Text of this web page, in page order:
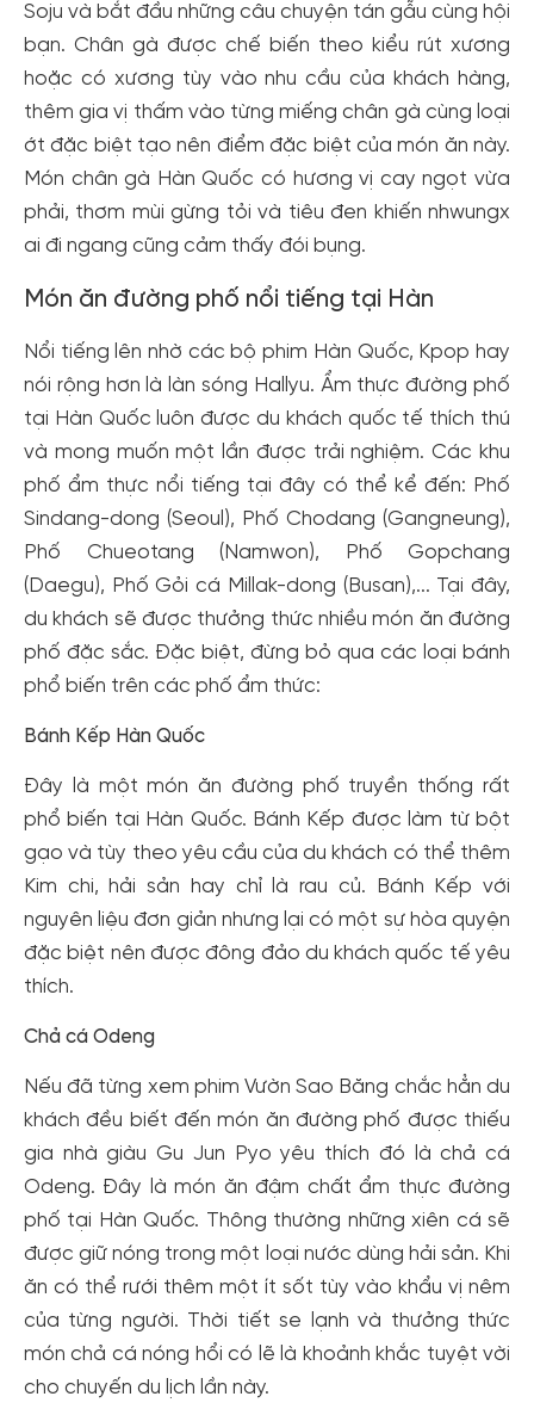
Soju và bắt đầu những câu chuyện tán gẫu cùng hội
bạn. Chân gà được chế biến theo kiểu rút xương
hoặc có xương tùy vào nhu cầu của khách hàng,
thêm gia vị thấm vào từng miếng chân gà cùng loại
ớt đặc biệt tạo nên điểm đặc biệt của món ăn này.
Món chân gà Hàn Quốc có hương vị cay ngọt vừa
phải, thơm mùi gừng tỏi và tiêu đen khiến nhwungx
ai đi ngang cũng cảm thấy đói bụng.
Món ăn đường phố nổi tiếng tại Hàn
Nổi tiếng lên nhờ các bộ phim Hàn Quốc, Kpop hay
nói rộng hơn là làn sóng Hallyu. Ẩm thực đường phố
tại Hàn Quốc luôn được du khách quốc tế thích thú
và mong muốn một lần được trải nghiệm. Các khu
phố ẩm thực nổi tiếng tại đây có thể kể đến: Phố
Sindang-dong (Seoul), Phố Chodang (Gangneung),
Phố Chueotang (Namwon), Phố Gopchang
(Daegu), Phố Gỏi cá Millak-dong (Busan),... Tại đây,
du khách sẽ được thưởng thức nhiều món ăn đường
phố đặc sắc. Đặc biệt, đừng bỏ qua các loại bánh
phổ biến trên các phố ẩm thức:
Bánh Kếp Hàn Quốc
Đây là một món ăn đường phố truyền thống rất
phổ biến tại Hàn Quốc. Bánh Kếp được làm từ bột
gạo và tùy theo yêu cầu của du khách có thể thêm
Kim chi, hải sản hay chỉ là rau củ. Bánh Kếp với
nguyên liệu đơn giản nhưng lại có một sự hòa quyện
đặc biệt nên được đông đảo du khách quốc tế yêu
thích.
Chả cá Odeng
Nếu đã từng xem phim Vườn Sao Băng chắc hẳn du
khách đều biết đến món ăn đường phố được thiếu
gia nhà giàu Gu Jun Pyo yêu thích đó là chả cá
Odeng. Đây là món ăn đậm chất ẩm thực đường
phố tại Hàn Quốc. Thông thường những xiên cá sẽ
được giữ nóng trong một loại nước dùng hải sản. Khi
ăn có thể rưới thêm một ít sốt tùy vào khẩu vị nêm
của từng người. Thời tiết se lạnh và thưởng thức
món chả cá nóng hổi có lẽ là khoảnh khắc tuyệt vời
cho chuyến du lịch lần này.